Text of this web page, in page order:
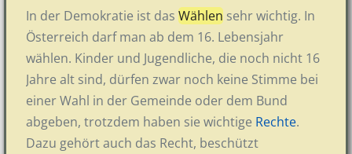
In der Demokratie ist das Wählen sehr wichtig. In
Österreich darf man ab dem 16. Lebensjahr
wählen. Kinder und Jugendliche, die noch nicht 16
Jahre alt sind, dürfen zwar noch keine Stimme bei
einer Wahl in der Gemeinde oder dem Bund
abgeben, trotzdem haben sie wichtige Rechte.
Dazu gehört auch das Recht, beschützt